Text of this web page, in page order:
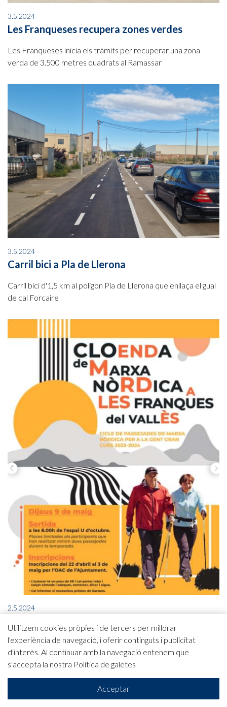
3.5.2024
Les Franqueses recupera zones verdes
Les Franqueses inicia els tràmits per recuperar una zona
verda de 3.500 metres quadrats al Ramassar
3.5.2024
Carril bici a Pla de Llerona
Carril bici d'1,5 km al polígon Pla de Llerona que enllaça el gual
de cal Forcaire
2.5.2024
la Gent Gran al Polígon Congost
Utilitzem cookies pròpies i de tercers per millorar
l'experiència de navegació, i oferir continguts i publicitat
d'interès. Al continuar amb la navegació entenem que
s'accepta la nostra Política de galetes
Acceptar